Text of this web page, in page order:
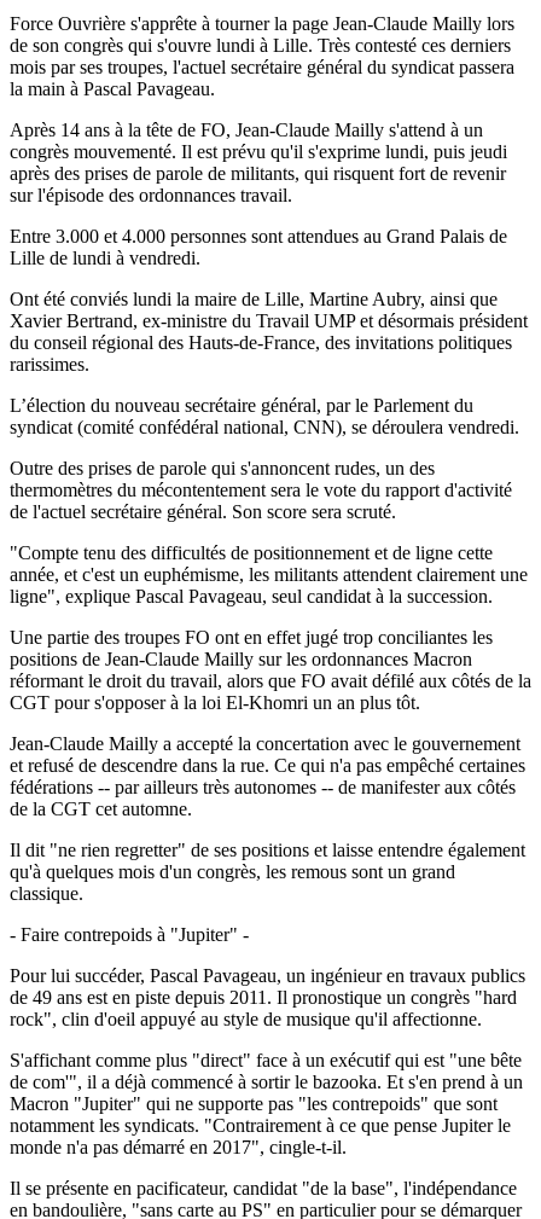
Force Ouvrière s'apprête à tourner la page Jean-Claude Mailly lors
de son congrès qui s'ouvre lundi à Lille. Très contesté ces derniers
mois par ses troupes, l'actuel secrétaire général du syndicat passera
la main à Pascal Pavageau.
Après 14 ans à la tête de FO, Jean-Claude Mailly s'attend à un
congrès mouvementé. Il est prévu qu'il s'exprime lundi, puis jeudi
après des prises de parole de militants, qui risquent fort de revenir
sur l'épisode des ordonnances travail.
Entre 3.000 et 4.000 personnes sont attendues au Grand Palais de
Lille de lundi à vendredi.
Ont été conviés lundi la maire de Lille, Martine Aubry, ainsi que
Xavier Bertrand, ex-ministre du Travail UMP et désormais président
du conseil régional des Hauts-de-France, des invitations politiques
rarissimes.
L’élection du nouveau secrétaire général, par le Parlement du
syndicat (comité confédéral national, CNN), se déroulera vendredi.
Outre des prises de parole qui s'annoncent rudes, un des
thermomètres du mécontentement sera le vote du rapport d'activité
de l'actuel secrétaire général. Son score sera scruté.
"Compte tenu des difficultés de positionnement et de ligne cette
année, et c'est un euphémisme, les militants attendent clairement une
ligne", explique Pascal Pavageau, seul candidat à la succession.
Une partie des troupes FO ont en effet jugé trop conciliantes les
positions de Jean-Claude Mailly sur les ordonnances Macron
réformant le droit du travail, alors que FO avait défilé aux côtés de la
CGT pour s'opposer à la loi El-Khomri un an plus tôt.
Jean-Claude Mailly a accepté la concertation avec le gouvernement
et refusé de descendre dans la rue. Ce qui n'a pas empêché certaines
fédérations -- par ailleurs très autonomes -- de manifester aux côtés
de la CGT cet automne.
Il dit "ne rien regretter" de ses positions et laisse entendre également
qu'à quelques mois d'un congrès, les remous sont un grand
classique.
- Faire contrepoids à "Jupiter" -
Pour lui succéder, Pascal Pavageau, un ingénieur en travaux publics
de 49 ans est en piste depuis 2011. Il pronostique un congrès "hard
rock", clin d'oeil appuyé au style de musique qu'il affectionne.
S'affichant comme plus "direct" face à un exécutif qui est "une bête
de com'", il a déjà commencé à sortir le bazooka. Et s'en prend à un
Macron "Jupiter" qui ne supporte pas "les contrepoids" que sont
notamment les syndicats. "Contrairement à ce que pense Jupiter le
monde n'a pas démarré en 2017", cingle-t-il.
Il se présente en pacificateur, candidat "de la base", l'indépendance
en bandoulière, "sans carte au PS" en particulier pour se démarquer